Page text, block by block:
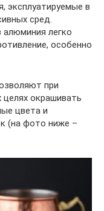
эксплуатируемые в
сред.
легко
особенно
при
окрашивать
цвета и
(на фото ниже –